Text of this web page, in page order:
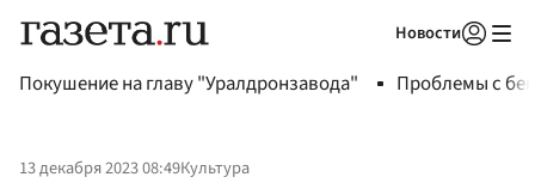
Новости
Покушение на главу "Уралдронзавода" Проблемы с
13 декабря 2023 08:49Культура